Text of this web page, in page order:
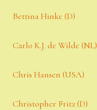
Bettina Hinke (D)
Carlo K.J. de Wilde (NL)
Chris Hansen (USA)
Christopher Fritz (D)